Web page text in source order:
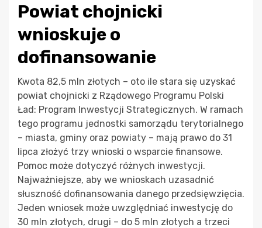
Powiat chojnicki
wnioskuje o
dofinansowanie
Kwota 82,5 mln złotych – oto ile stara się uzyskać
powiat chojnicki z Rządowego Programu Polski
Ład: Program Inwestycji Strategicznych. W ramach
tego programu jednostki samorządu terytorialnego
– miasta, gminy oraz powiaty – mają prawo do 31
lipca złożyć trzy wnioski o wsparcie finansowe.
Pomoc może dotyczyć różnych inwestycji.
Najważniejsze, aby we wnioskach uzasadnić
słuszność dofinansowania danego przedsięwzięcia.
Jeden wniosek może uwzględniać inwestycję do
30 mln złotych, drugi – do 5 mln złotych a trzeci